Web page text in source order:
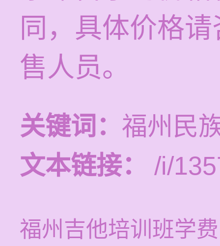
同，具体价格
售人员。
关键词： 福州民
文本链接：
/i/
福州吉他培训班学